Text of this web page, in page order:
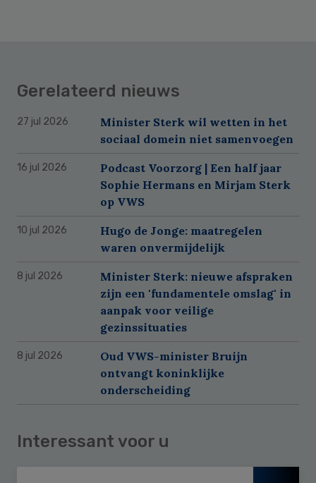
Gerelateerd nieuws
27 jul 2026
Minister Sterk wil wetten in het
sociaal domein niet samenvoegen
16 jul 2026
Podcast Voorzorg | Een half jaar
Sophie Hermans en Mirjam Sterk
op VWS
10 jul 2026
Hugo de Jonge: maatregelen
waren onvermijdelijk
8 jul 2026
Minister Sterk: nieuwe afspraken
zijn een 'fundamentele omslag' in
aanpak voor veilige
gezinssituaties
8 jul 2026
Oud VWS-minister Bruijn
ontvangt koninklijke
onderscheiding
Interessant voor u